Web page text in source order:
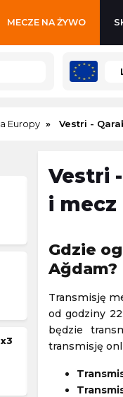
MECZE NA ŻYWO
Europy Vestri -
Challenger
Kozerki Open
09.08.2026 1:00
Tour de Pologne
Vestri
i mecz
Gdzie
Ağdam?
Transmisję
od godziny
będzie
transmisję